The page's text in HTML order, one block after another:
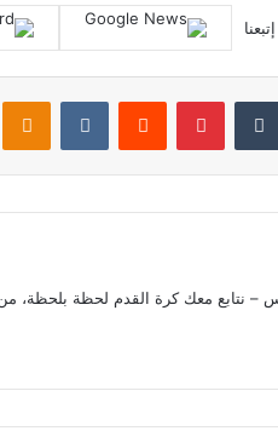
إتبعنا
بينتيريست
نتابع معك كرة القدم لحظة بلحظة، من